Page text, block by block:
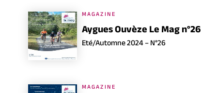
MAGAZINE
Aygues Ouvèze Le Mag n°26
Eté/Automne 2024 – N°26
MAGAZINE